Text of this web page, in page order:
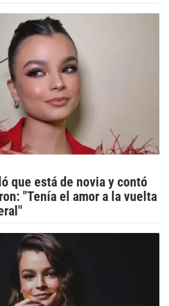
que está de novia y contó
"Tenía el amor a la vuelta